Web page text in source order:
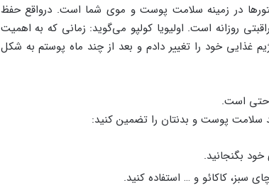
در زمینه سلامت پوست و موی شما است. درواقع حفظ
روزانه است. اولیویا کولپو می‌گوید: زمانی که به اهمیت
غذایی خود را تغییر دادم و بعد از چند ماه پوستم به شکل
است.
سلامت پوست و بدنتان را تضمین کنید:
بگنجانید.
سبز، کاکائو و … استفاده کنید.